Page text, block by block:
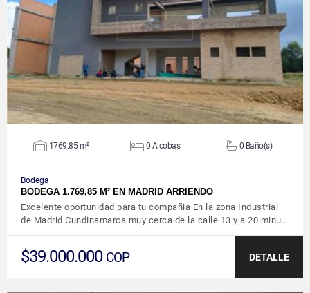
VER DETALLES
1769.85 m² 0 Alcobas 0 Baño(s)
Bodega
BODEGA 1.769,85 M² EN MADRID ARRIENDO
Excelente oportunidad para tu compañia En la zona Industrial
de Madrid Cundinamarca muy cerca de la calle 13 y a 20 minu…
$39.000.000 COP DETALLE